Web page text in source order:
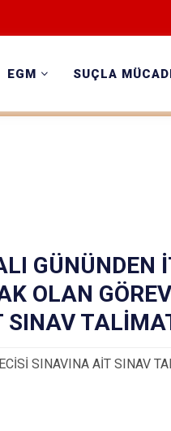
EGM SUÇLA
GÜNÜNDEN
OLAN
SINAV
SINAVINA AİT SINAV